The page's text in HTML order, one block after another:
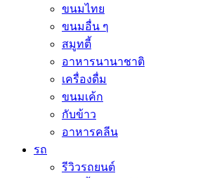
ขนมไทย
ขนมอื่น ๆ
สมูทตี้
อาหารนานาชาติ
เครื่องดื่ม
ขนมเค้ก
กับข้าว
อาหารคลีน
รถ
รีวิวรถยนต์